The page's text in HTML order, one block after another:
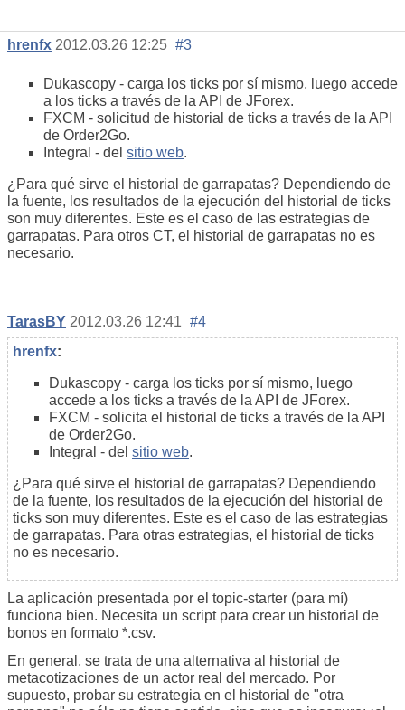
hrenfx 2012.03.26 12:25 #3
Dukascopy - carga los ticks por sí mismo, luego accede
a los ticks a través de la API de JForex.
FXCM - solicitud de historial de ticks a través de la API
de Order2Go.
Integral - del sitio web.
¿Para qué sirve el historial de garrapatas? Dependiendo de
la fuente, los resultados de la ejecución del historial de ticks
son muy diferentes. Este es el caso de las estrategias de
garrapatas. Para otros CT, el historial de garrapatas no es
necesario.
TarasBY 2012.03.26 12:41 #4
hrenfx:
Dukascopy - carga los ticks por sí mismo, luego
accede a los ticks a través de la API de JForex.
FXCM - solicita el historial de ticks a través de la API
de Order2Go.
Integral - del sitio web.
¿Para qué sirve el historial de garrapatas? Dependiendo
de la fuente, los resultados de la ejecución del historial de
ticks son muy diferentes. Este es el caso de las estrategias
de garrapatas. Para otras estrategias, el historial de ticks
no es necesario.
La aplicación presentada por el topic-starter (para mí)
funciona bien. Necesita un script para crear un historial de
bonos en formato *.csv.
En general, se trata de una alternativa al historial de
metacotizaciones de un actor real del mercado. Por
supuesto, probar su estrategia en el historial de "otra